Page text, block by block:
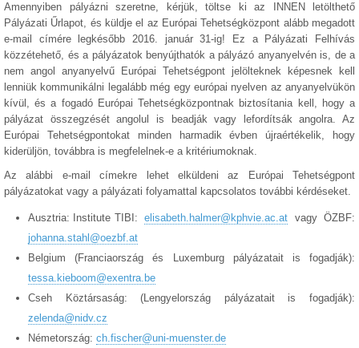
Amennyiben pályázni szeretne, kérjük, töltse ki az INNEN letölthető
Pályázati Űrlapot, és küldje el az Európai Tehetségközpont alább megadott
e-mail címére legkésőbb 2016. január 31-ig! Ez a Pályázati Felhívás
közzétehető, és a pályázatok benyújthatók a pályázó anyanyelvén is, de a
nem angol anyanyelvű Európai Tehetségpont jelölteknek képesnek kell
lenniük kommunikálni legalább még egy európai nyelven az anyanyelvükön
kívül, és a fogadó Európai Tehetségközpontnak biztosítania kell, hogy a
pályázat összegzését angolul is beadják vagy lefordítsák angolra. Az
Európai Tehetségpontokat minden harmadik évben újraértékelik, hogy
kiderüljön, továbbra is megfelelnek-e a kritériumoknak.
Az alábbi e-mail címekre lehet elküldeni az Európai Tehetségpont
pályázatokat vagy a pályázati folyamattal kapcsolatos további kérdéseket.
Ausztria: Institute TIBI: elisabeth.halmer@kphvie.ac.at vagy ÖZBF:
johanna.stahl@oezbf.at
Belgium (Franciaország és Luxemburg pályázatait is fogadják):
tessa.kieboom@exentra.be
Cseh Köztársaság: (Lengyelország pályázatait is fogadják):
zelenda@nidv.cz
Németország: ch.fischer@uni-muenster.de